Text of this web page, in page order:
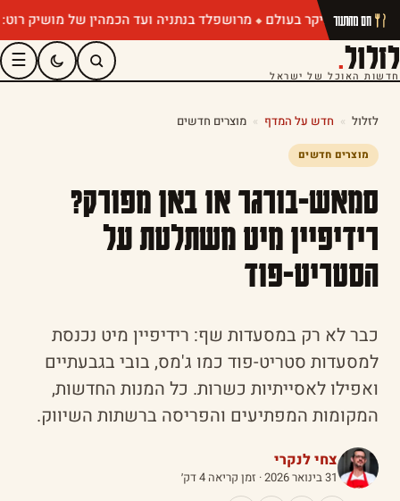
מרושפלד בנתניה ועד הכמהין של מושיק רוט: חם מהתנור
לזלול.
חדשות האוכל של ישראל
☰
לזלול » חדש על המדף » מוצרים חדשים
מוצרים חדשים
סמאש-בורגר או באן מפורק?
רידיפיין מיט משתלטת על
הסטריט-פוד
כבר לא רק במסעדות שף: רידיפיין מיט נכנסת
למסעדות סטריט-פוד כמו ג'מס, בובי בגבעתיים
ואפילו לאסייתיות כשרות. כל המנות החדשות,
המקומות המפתיעים והפריסה ברשתות השיווק.
צחי לנקרי
31 בינואר 2026
· זמן קריאה 4 דק׳